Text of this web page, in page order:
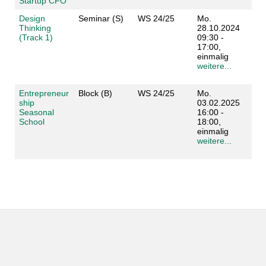
Design
Thinking
(Track 1)
Seminar (S) WS 24/25
Mo.
28.10.2024
09:30 -
17:00,
einmalig
weitere...
Entrepreneur
ship
Seasonal
School
Block (B) WS 24/25
Mo.
03.02.2025
16:00 -
18:00,
einmalig
weitere...